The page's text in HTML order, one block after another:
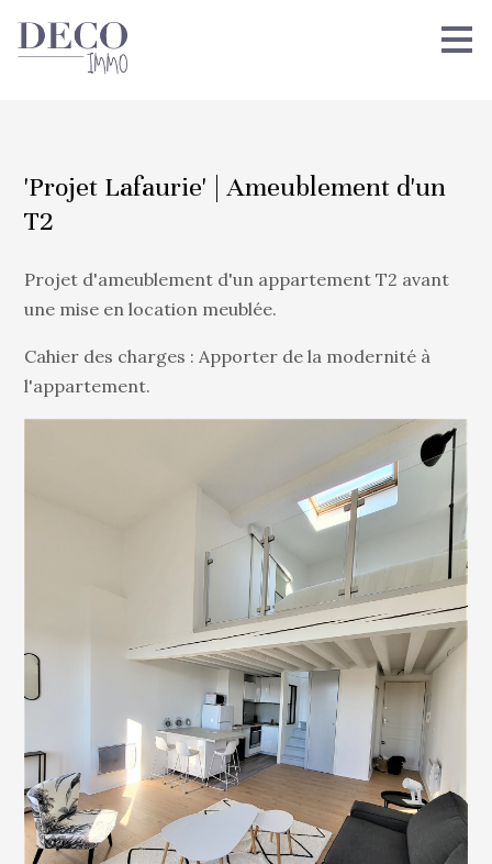
Passer
au
contenu
'Projet Lafaurie' | Ameublement d'un
T2
Projet d'ameublement d'un appartement T2 avant
une mise en location meublée.
Cahier des charges : Apporter de la modernité à
l'appartement.